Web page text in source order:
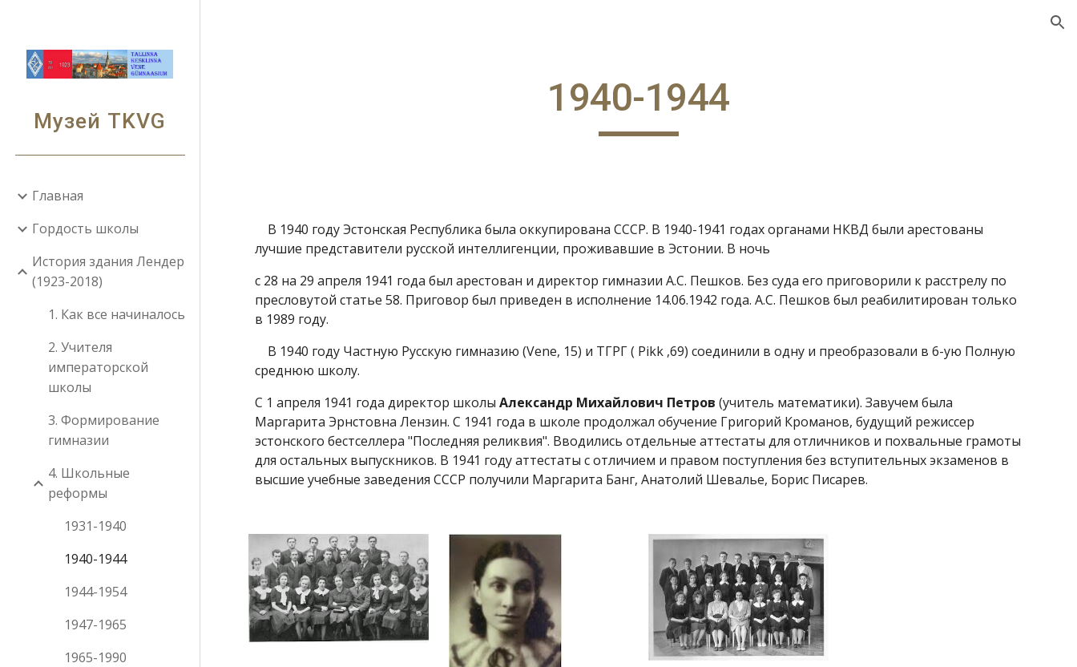
Музей TKVG
Главная
Гордость школы
История здания Лендер
(1923-2018)
1. Как все начиналось
2. Учителя
императорской
школы
3. Формирование
гимназии
4. Школьные
реформы
1931-1940
1940-1944
1944-1954
1947-1965
1965-1990
1940-1944
В 1940 году Эстонская Республика была оккупирована СССР. В 1940-1941 годах органами НКВД были арестованы
лучшие представители русской интеллигенции, проживавшие в Эстонии. В ночь
с 28 на 29 апреля 1941 года был арестован и директор гимназии А.С. Пешков. Без суда его приговорили к расстрелу по
пресловутой статье 58. Приговор был приведен в исполнение 14.06.1942 года. А.С. Пешков был реабилитирован только
в 1989 году.
В 1940 году Частную Русскую гимназию (Vene, 15) и ТГРГ ( Pikk ,69) соединили в одну и преобразовали в 6-ую Полную
среднюю школу.
С 1 апреля 1941 года директор школы Александр Михайлович Петров(учитель математики). Завучем была
Маргарита Эрнстовна Лензин. С 1941 года в школе продолжал обучение Григорий Кроманов, будущий режиссер
эстонского бестселлера "Последняя реликвия". Вводились отдельные аттестаты для отличников и похвальные грамоты
для остальных выпускников. В 1941 году аттестаты с отличием и правом поступления без вступительных экзаменов в
высшие учебные заведения СССР получили Маргарита Банг, Анатолий Шевалье, Борис Писарев.